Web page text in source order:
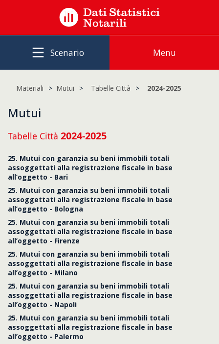
Scenario Menu
Materiali Mutui Tabelle Città 2024-2025
Mutui
Tabelle Città 2024-2025
25. Mutui con garanzia su beni immobili totali
assoggettati alla registrazione fiscale in base
all’oggetto - Bari
25. Mutui con garanzia su beni immobili totali
assoggettati alla registrazione fiscale in base
all’oggetto - Bologna
25. Mutui con garanzia su beni immobili totali
assoggettati alla registrazione fiscale in base
all’oggetto - Firenze
25. Mutui con garanzia su beni immobili totali
assoggettati alla registrazione fiscale in base
all’oggetto - Milano
25. Mutui con garanzia su beni immobili totali
assoggettati alla registrazione fiscale in base
all’oggetto - Napoli
25. Mutui con garanzia su beni immobili totali
assoggettati alla registrazione fiscale in base
all’oggetto - Palermo